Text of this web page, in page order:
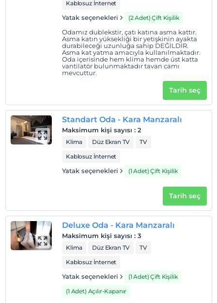
En geç saat 12:00 ve öncesi
Evcil hayvan kabul edilmemektedir.
Odalarda sigara içilmez
Her bir oda için 2 yaşına kadar 1 çocuk ücretsizdir
Kablosuz İnternet
Yatak seçenekleri (2 Adet) Çift Kişilik
Odamız dublekstir, çatı katına asma kattır.
Asma katın yüksekliği bir yetişkinin ayakta
durabileceği uzunluğa sahip DEĞİLDİR.
Asma kat yatma amacıyla kullanılmaktadır.
Oda içerisinde hem klima hemde üst katta
vantilatör bulunmaktadır tavan camı
mevcuttur.
Tarih seç
Standart Oda - Kara Manzaralı
Maksimum kişi sayısı : 2
Klima Düz Ekran TV
TV
Kablosuz İnternet
Yatak seçenekleri (1 Adet) Çift Kişilik
Tarih seç
Deluxe Oda - Kara Manzaralı
Maksimum kişi sayısı : 3
Klima Düz Ekran TV
TV
Kablosuz İnternet
Yatak seçenekleri
(1 Adet) Çift Kişilik
(1 Adet) Açılır-Kapanır